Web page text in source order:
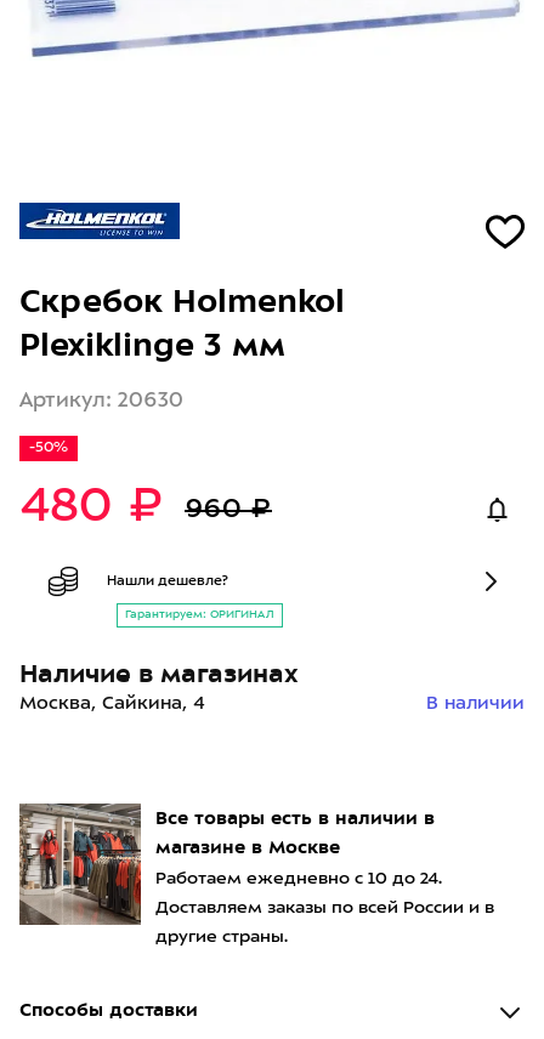
Все товары есть в наличии в
магазине в Москве
Работаем ежедневно с 10 до 24.
Доставляем заказы по всей России и в
другие страны.
Способы доставки
Скребок Holmenkol
Plexiklinge 3 мм
Артикул: 20630
-50%
480 ₽ 960 ₽
Нашли дешевле?
Гарантируем: ОРИГИНАЛ
Наличие в магазинах
Москва, Сайкина, 4 В наличии